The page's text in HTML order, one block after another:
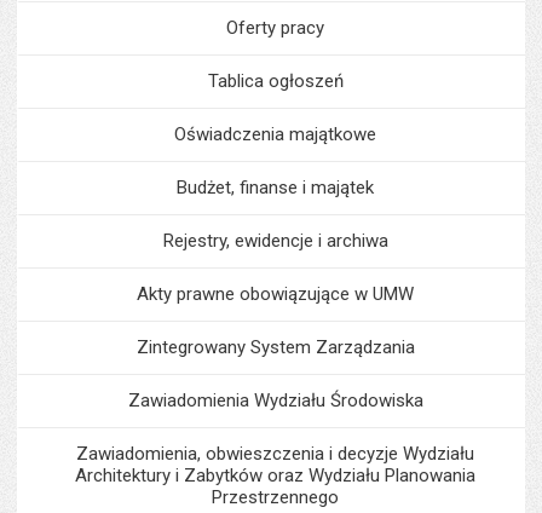
Oferty pracy
Tablica ogłoszeń
Oświadczenia majątkowe
Budżet, finanse i majątek
Rejestry, ewidencje i archiwa
Akty prawne obowiązujące w UMW
Zintegrowany System Zarządzania
Zawiadomienia Wydziału Środowiska
Zawiadomienia, obwieszczenia i decyzje Wydziału
Architektury i Zabytków oraz Wydziału Planowania
Przestrzennego